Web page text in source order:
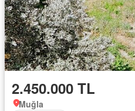
2.450.000 TL
Muğla